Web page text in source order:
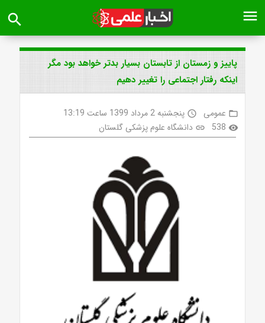
menu
search
پاییز و‌ زمستان از تابستان بسیار بدتر خواهد بود مگر
اینکه رفتار اجتماعی را تغییر دهیم
folder_open عمومی access_time پنجشنبه 2 مرداد 1399 ساعت 13:19
visibility
538
link دانشگاه علوم پزشکی گلستان